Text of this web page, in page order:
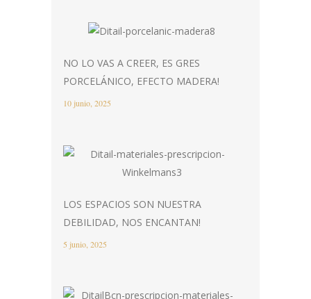
NO LO VAS A CREER, ES GRES
PORCELÁNICO, EFECTO MADERA!
10 junio, 2025
LOS ESPACIOS SON NUESTRA
DEBILIDAD, NOS ENCANTAN!
5 junio, 2025